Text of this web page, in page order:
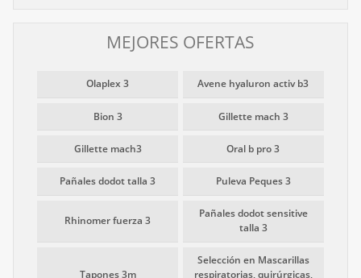
MEJORES OFERTAS
Olaplex 3 Avene hyaluron activ b3
Bion 3 Gillette mach 3
Gillette mach3 Oral b pro 3
Pañales dodot talla 3 Puleva Peques 3
Rhinomer fuerza 3
Pañales dodot sensitive
talla 3
Tapones 3m
Selección en Mascarillas
respiratorias, quirúrgicas,